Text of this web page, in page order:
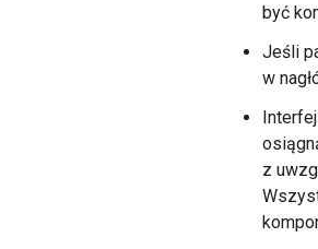
być
Jeśli
w
z